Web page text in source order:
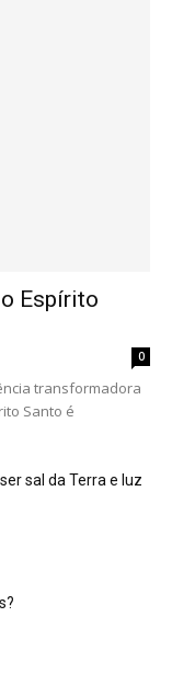
Espírito
0
transformadora
Santo é
sal da Terra e luz